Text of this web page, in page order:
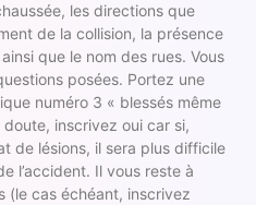
les directions que
de la collision, la présence
que le nom des rues. Vous
posées. Portez une
numéro 3 « blessés même
inscrivez oui car si,
de lésions, il sera plus difficile
l’accident. Il vous reste à
(le cas échéant, inscrivez